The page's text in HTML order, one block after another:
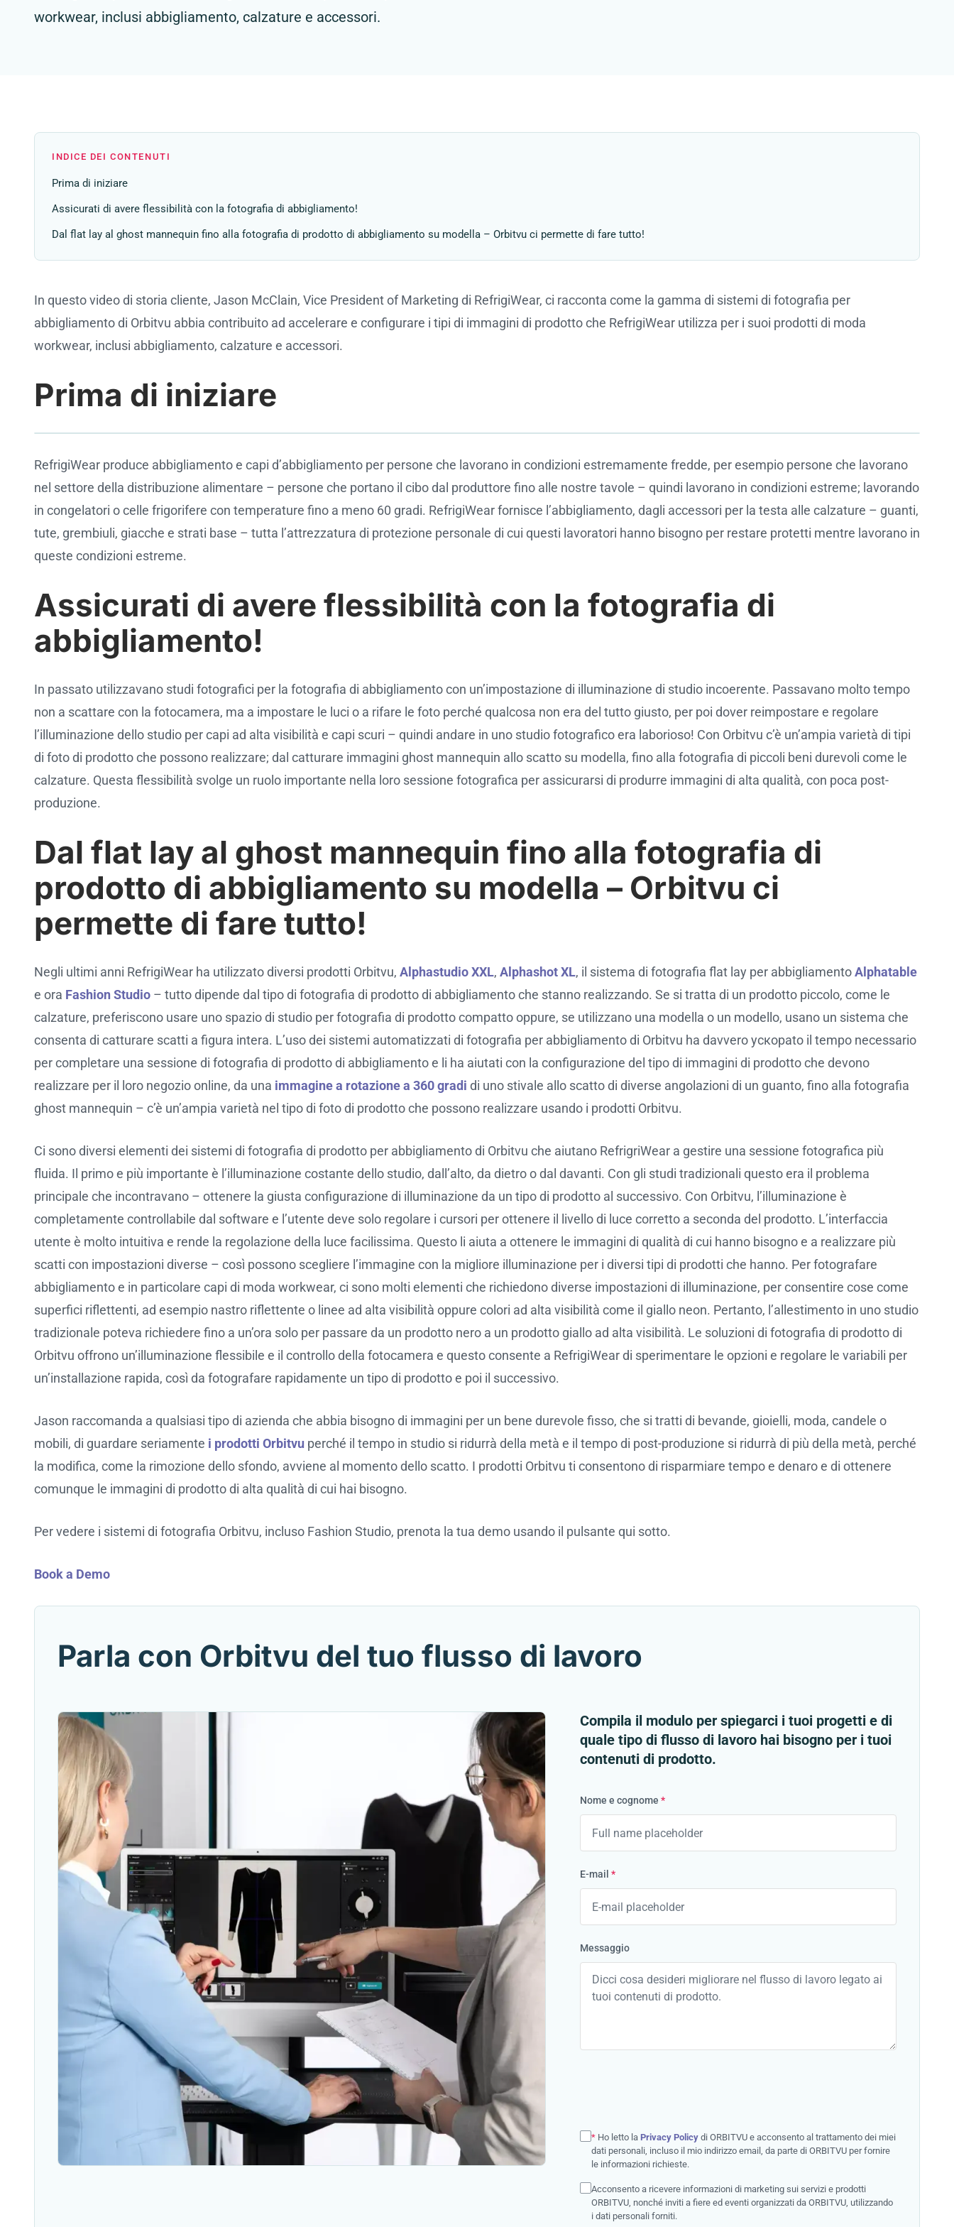
workwear, inclusi abbigliamento, calzature e accessori.
INDICE DEI CONTENUTI
Prima di iniziare
Assicurati di avere flessibilità con la fotografia di abbigliamento!
Dal flat lay al ghost mannequin fino alla fotografia di prodotto di abbigliamento su modella – Orbitvu ci permette di fare tutto!
In questo video di storia cliente, Jason McClain, Vice President of Marketing di RefrigiWear, ci racconta come la gamma di sistemi di fotografia per
abbigliamento di Orbitvu abbia contribuito ad accelerare e configurare i tipi di immagini di prodotto che RefrigiWear utilizza per i suoi prodotti di moda
workwear, inclusi abbigliamento, calzature e accessori.
Prima di iniziare
Cookie settings
RefrigiWear produce abbigliamento e capi d’abbigliamento per persone che lavorano in condizioni estremamente fredde, per esempio persone che lavorano
nel settore della distribuzione alimentare – persone che portano il cibo dal produttore fino alle nostre tavole – quindi lavorano in condizioni estreme; lavorando
in congelatori o celle frigorifere con temperature fino a meno 60 gradi. RefrigiWear fornisce l’abbigliamento, dagli accessori per la testa alle calzature – guanti,
tute, grembiuli, giacche e strati base – tutta l’attrezzatura di protezione personale di cui questi lavoratori hanno bisogno per restare protetti mentre lavorano in
queste condizioni estreme.
Assicurati di avere flessibilità con la fotografia di
abbigliamento!
In passato utilizzavano studi fotografici per la fotografia di abbigliamento con un’impostazione di illuminazione di studio incoerente. Passavano molto tempo
non a scattare con la fotocamera, ma a impostare le luci o a rifare le foto perché qualcosa non era del tutto giusto, per poi dover reimpostare e regolare
l’illuminazione dello studio per capi ad alta visibilità e capi scuri – quindi andare in uno studio fotografico era laborioso! Con Orbitvu c’è un’ampia varietà di tipi
di foto di prodotto che possono realizzare; dal catturare immagini ghost mannequin allo scatto su modella, fino alla fotografia di piccoli beni durevoli come le
calzature. Questa flessibilità svolge un ruolo importante nella loro sessione fotografica per assicurarsi di produrre immagini di alta qualità, con poca post-
produzione.
Dal flat lay al ghost mannequin fino alla fotografia di
prodotto di abbigliamento su modella – Orbitvu ci
permette di fare tutto!
Negli ultimi anni RefrigiWear ha utilizzato diversi prodotti Orbitvu, Alphastudio XXL, Alphashot XL, il sistema di fotografia flat lay per abbigliamentoAlphatable
e ora Fashion Studio – tutto dipende dal tipo di fotografia di prodotto di abbigliamento che stanno realizzando. Se si tratta di un prodotto piccolo, come le
calzature, preferiscono usare uno spazio di studio per fotografia di prodotto compatto oppure, se utilizzano una modella o un modello, usano un sistema che
consenta di catturare scatti a figura intera. L’uso dei sistemi automatizzati di fotografia per abbigliamento di Orbitvu ha davvero ускорato il tempo necessario
per completare una sessione di fotografia di prodotto di abbigliamento e li ha aiutati con la configurazione del tipo di immagini di prodotto che devono
realizzare per il loro negozio online, da una immagine a rotazione a 360 gradi di uno stivale allo scatto di diverse angolazioni di un guanto, fino alla fotografia
ghost mannequin – c’è un’ampia varietà nel tipo di foto di prodotto che possono realizzare usando i prodotti Orbitvu.
Ci sono diversi elementi dei sistemi di fotografia di prodotto per abbigliamento di Orbitvu che aiutano RefrigriWear a gestire una sessione fotografica più
fluida. Il primo e più importante è l’illuminazione costante dello studio, dall’alto, da dietro o dal davanti. Con gli studi tradizionali questo era il problema
principale che incontravano – ottenere la giusta configurazione di illuminazione da un tipo di prodotto al successivo. Con Orbitvu, l’illuminazione è
completamente controllabile dal software e l’utente deve solo regolare i cursori per ottenere il livello di luce corretto a seconda del prodotto. L’interfaccia
utente è molto intuitiva e rende la regolazione della luce facilissima. Questo li aiuta a ottenere le immagini di qualità di cui hanno bisogno e a realizzare più
scatti con impostazioni diverse – così possono scegliere l’immagine con la migliore illuminazione per i diversi tipi di prodotti che hanno. Per fotografare
abbigliamento e in particolare capi di moda workwear, ci sono molti elementi che richiedono diverse impostazioni di illuminazione, per consentire cose come
superfici riflettenti, ad esempio nastro riflettente o linee ad alta visibilità oppure colori ad alta visibilità come il giallo neon. Pertanto, l’allestimento in uno studio
tradizionale poteva richiedere fino a un’ora solo per passare da un prodotto nero a un prodotto giallo ad alta visibilità. Le soluzioni di fotografia di prodotto di
Orbitvu offrono un’illuminazione flessibile e il controllo della fotocamera e questo consente a RefrigiWear di sperimentare le opzioni e regolare le variabili per
un’installazione rapida, così da fotografare rapidamente un tipo di prodotto e poi il successivo.
Jason raccomanda a qualsiasi tipo di azienda che abbia bisogno di immagini per un bene durevole fisso, che si tratti di bevande, gioielli, moda, candele o
mobili, di guardare seriamente i prodotti Orbitvu perché il tempo in studio si ridurrà della metà e il tempo di post-produzione si ridurrà di più della metà, perché
la modifica, come la rimozione dello sfondo, avviene al momento dello scatto. I prodotti Orbitvu ti consentono di risparmiare tempo e denaro e di ottenere
comunque le immagini di prodotto di alta qualità di cui hai bisogno.
Per vedere i sistemi di fotografia Orbitvu, incluso Fashion Studio, prenota la tua demo usando il pulsante qui sotto.
Book a Demo
Parla con Orbitvu del tuo flusso di lavoro
Compila il modulo per spiegarci i tuoi progetti e di
quale tipo di flusso di lavoro hai bisogno per i tuoi
contenuti di prodotto.
Nome e cognome *
E-mail *
Messaggio
* Ho letto la Privacy Policy di ORBITVU e acconsento al trattamento dei miei
dati personali, incluso il mio indirizzo email, da parte di ORBITVU per fornire
le informazioni richieste.
Acconsento a ricevere informazioni di marketing sui servizi e prodotti
ORBITVU, nonché inviti a fiere ed eventi organizzati da ORBITVU, utilizzando
i dati personali forniti.